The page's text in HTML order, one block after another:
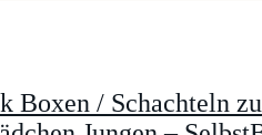
Boxen / Schachteln